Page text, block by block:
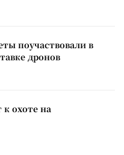
поучаствовали в
дронов
к охоте на